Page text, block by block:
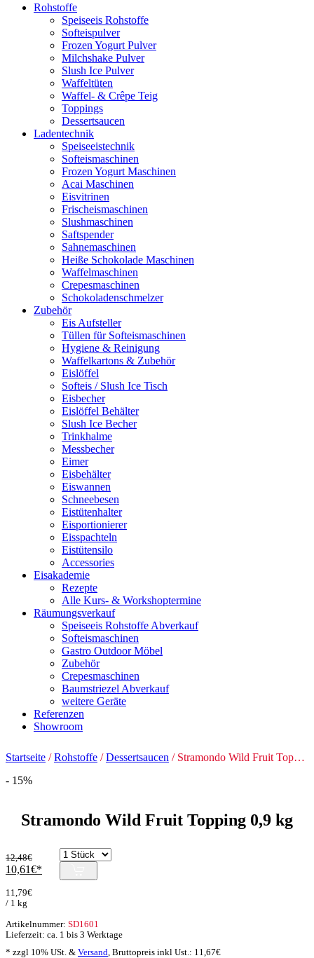
Rohstoffe
Speiseeis Rohstoffe
Softeispulver
Frozen Yogurt Pulver
Milchshake Pulver
Slush Ice Pulver
Waffeltüten
Waffel- & Crêpe Teig
Toppings
Dessertsaucen
Ladentechnik
Speiseeistechnik
Softeismaschinen
Frozen Yogurt Maschinen
Acai Maschinen
Eisvitrinen
Frischeismaschinen
Slushmaschinen
Saftspender
Sahnemaschinen
Heiße Schokolade Maschinen
Waffelmaschinen
Crepesmaschinen
Schokoladenschmelzer
Zubehör
Eis Aufsteller
Tüllen für Softeismaschinen
Hygiene & Reinigung
Waffelkartons & Zubehör
Eislöffel
Softeis / Slush Ice Tisch
Eisbecher
Eislöffel Behälter
Slush Ice Becher
Trinkhalme
Messbecher
Eimer
Eisbehälter
Eiswannen
Schneebesen
Eistütenhalter
Eisportionierer
Eisspachteln
Eistütensilo
Accessories
Eisakademie
Rezepte
Alle Kurs- & Workshoptermine
Räumungsverkauf
Speiseeis Rohstoffe Abverkauf
Softeismaschinen
Gastro Outdoor Möbel
Zubehör
Crepesmaschinen
Baumstriezel Abverkauf
weitere Geräte
Referenzen
Showroom
Startseite /Rohstoffe /Dessertsaucen / Stramondo Wild Fruit Topping 0,9 kg
- 15%
Stramondo Wild Fruit Topping 0,9 kg
12,48€
Ursprünglicher
war:
12,48€
10,61€
Preis
* zzgl 10% USt. & Versand Bruttopreis inkl Ust.: 11,67€
Artikelnummer: SD1601
11,79€
/ 1 kg
Lieferzeit: ca. 1 bis 3 Werktage